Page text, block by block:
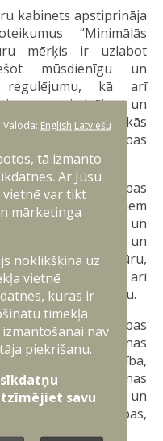
kabinets apstiprināja
“Minimālās
mērķis ir uzlabot
mūsdienīgu un
regulējumu, kā arī
sniedzēju un
tehnoloģiju kritiskās
kiberdrošības
prasības
privātajiem
būtiskus un
informācijas un
infrastruktūru,
sakaru tīklus, kā arī
savietojamību.
kā kiberdrošības
klasifikācija, ziņošanas
sistēmu pieejamība,
kiberhigiēnas
kompetences un
kā arī prasības,
Valoda: English Latviešu
tā izmanto
Ar Jūsu
vietnē var tikt
mārketinga
noklikšķina uz
vietnē
kuras ir
tīmekļa
nav
piekrišanu.
savu